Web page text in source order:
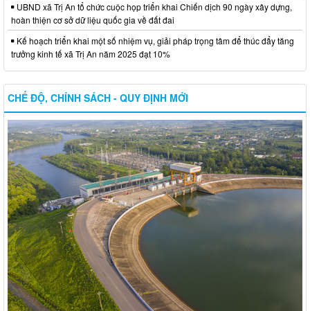
UBND xã Trị An tổ chức cuộc họp triển khai Chiến dịch 90 ngày xây dựng,
hoàn thiện cơ sở dữ liệu quốc gia về đất đai
Kế hoạch triển khai một số nhiệm vụ, giải pháp trọng tâm để thúc đẩy tăng
trưởng kinh tế xã Trị An năm 2025 đạt 10%
CHẾ ĐỘ, CHÍNH SÁCH - QUY ĐỊNH MỚI